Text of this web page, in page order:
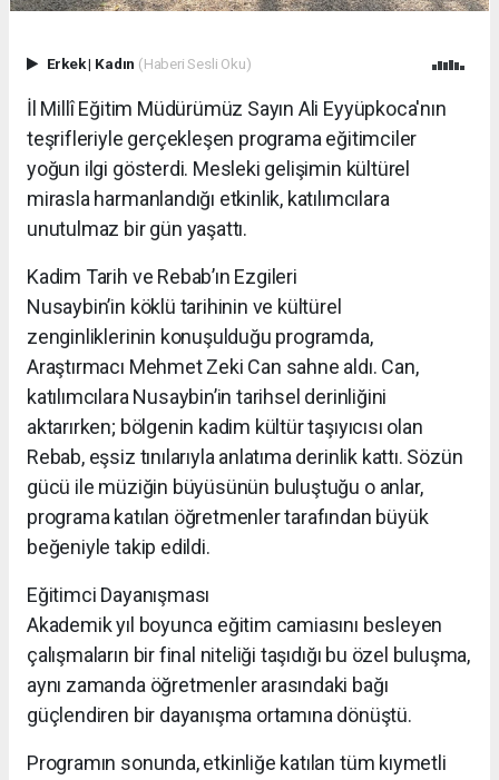
Erkek| Kadın (Haberi Sesli Oku)
İl Millî Eğitim Müdürümüz Sayın Ali Eyyüpkoca'nın
teşrifleriyle gerçekleşen programa eğitimciler
yoğun ilgi gösterdi. Mesleki gelişimin kültürel
mirasla harmanlandığı etkinlik, katılımcılara
unutulmaz bir gün yaşattı.
Kadim Tarih ve Rebab’ın Ezgileri
Nusaybin’in köklü tarihinin ve kültürel
zenginliklerinin konuşulduğu programda,
Araştırmacı Mehmet Zeki Can sahne aldı. Can,
katılımcılara Nusaybin’in tarihsel derinliğini
aktarırken; bölgenin kadim kültür taşıyıcısı olan
Rebab, eşsiz tınılarıyla anlatıma derinlik kattı. Sözün
gücü ile müziğin büyüsünün buluştuğu o anlar,
programa katılan öğretmenler tarafından büyük
beğeniyle takip edildi.
Eğitimci Dayanışması
Akademik yıl boyunca eğitim camiasını besleyen
çalışmaların bir final niteliği taşıdığı bu özel buluşma,
aynı zamanda öğretmenler arasındaki bağı
güçlendiren bir dayanışma ortamına dönüştü.
Programın sonunda, etkinliğe katılan tüm kıymetli